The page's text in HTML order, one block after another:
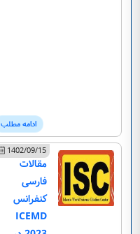
ادامه مطلب
1402/09/15
مقالات
فارسی
کنفرانس
ICEMD